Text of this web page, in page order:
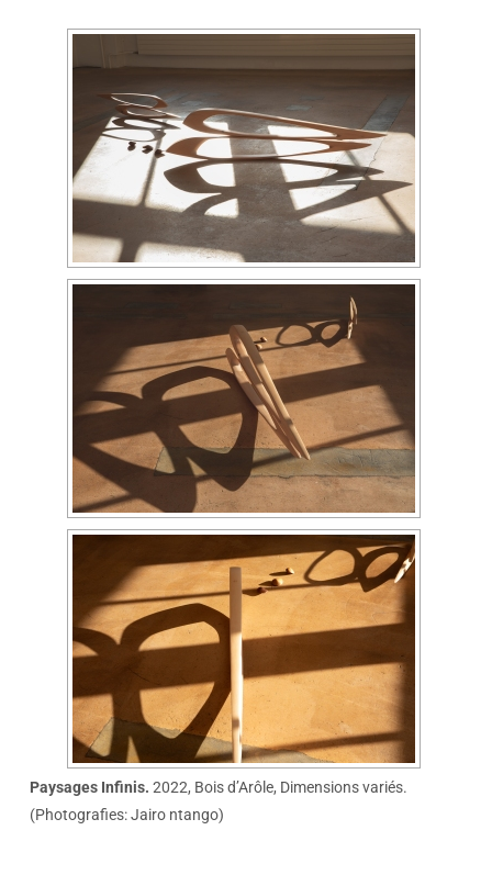
Paysages Infinis.2022, Bois d’Arôle, Dimensions variés.
(Photografies: Jairo ntango)